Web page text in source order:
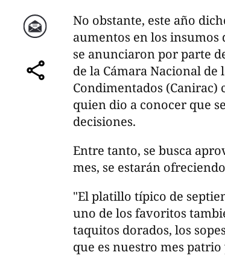
Correo
comparte
No obstante, este año
aumentos en los insumos
se anunciaron por parte
de la Cámara Nacional
Condimentados
quien dio a conocer que
decisiones.
Entre tanto, se busca
mes, se estarán
"El platillo típico de
uno de los favoritos
taquitos dorados, los
que es nuestro mes